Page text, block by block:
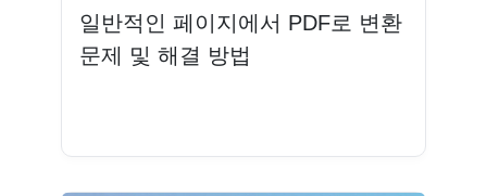
일반적인 페이지에서 PDF로 변환
문제 및 해결 방법